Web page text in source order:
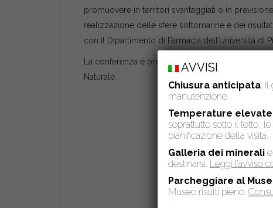
promuovere in territori svantaggiati o in
realizzazione delle sfere sottomarine e dei
con il Dipartimento di Farmacia dell’Università di
La conferenza è organizzata dall’Associazione
Naturale.
AVVISI
Chiusura anticipata: il
manutenzione.
Temperature elevate
soprattutto sotto il tetto,
pianificazione della visita.
Galleria dei mineralie
destinarsi. Leggi l’avviso
Parcheggiare al
Museo risulti pieno.